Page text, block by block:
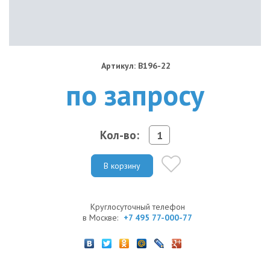
Артикул: B196-22
по запросу
Кол-во:
В корзину
Круглосуточный телефон
в Москве: +7 495 77-000-77